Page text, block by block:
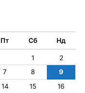
Пт Сб Нд
1
2
7 8
9
14 15
16